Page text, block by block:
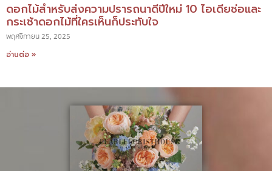
ดอกไม้สำหรับส่งความปรารถนาดีปีใหม่ 10 ไอเดียช่อและ
กระเช้าดอกไม้ที่ใครเห็นก็ประทับใจ
พฤศจิกายน 25, 2025
อ่านต่อ »